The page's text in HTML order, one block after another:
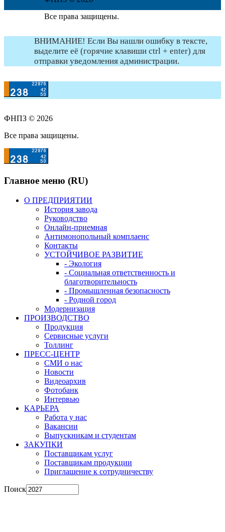
Все права защищены.
ВНИМАНИЕ! Если Вы нашли ошибку в тексте,
выделите её (горячие клавиши ctrl + enter) для
отправки уведомления администрации.
ФНПЗ © 2026
Все права защищены.
Главное меню (RU)
О ПРЕДПРИЯТИИ
История завода
Руководство
Онлайн-приемная
Антимонопольный комплаенс
Контакты
УСТОЙЧИВОЕ РАЗВИТИЕ
- Экология
- Социальная ответственность и
благотворительность
- Промышленная безопасность
- Родной город
Модернизация
ПРОИЗВОДСТВО
Продукция
Сервисные услуги
Толлинг
ПРЕСС-ЦЕНТР
СМИ о нас
Новости
Видеоархив
Фотобанк
Интервью
КАРЬЕРА
Работа у нас
Вакансии
Выпускникам и студентам
ЗАКУПКИ
Поставщикам услуг
Поставщикам продукции
Приглашение к сотрудничеству
Поиск